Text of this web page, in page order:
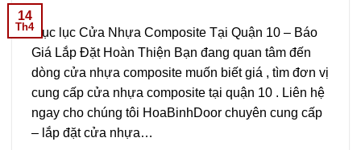
14
Th4Mục lục Cửa Nhựa Composite Tại Quận 10 – Báo
Giá Lắp Đặt Hoàn Thiện Bạn đang quan tâm đến
dòng cửa nhựa composite muốn biết giá , tìm đơn vị
cung cấp cửa nhựa composite tại quận 10 . Liên hệ
ngay cho chúng tôi HoaBinhDoor chuyên cung cấp
– lắp đặt cửa nhựa…